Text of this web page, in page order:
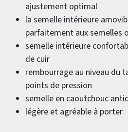
ajustement optimal
la semelle intérieure
parfaitement aux semelles
semelle intérieure
de cuir
rembourrage au niveau du
points de pression
semelle en caoutchouc
légère et agréable à porter